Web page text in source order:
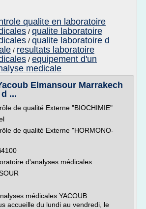
qualite en laboratoire
/ qualite laboratoire
/ qualite laboratoire d
/ resultats laboratoire
/ equipement d'un
medicale
Elmansour Marrakech
...
de qualité Externe "BIOCHIMIE"
de qualité Externe "HORMONO-
d'analyses médicales
médicales YACOUB
accueille du lundi au vendredi, le